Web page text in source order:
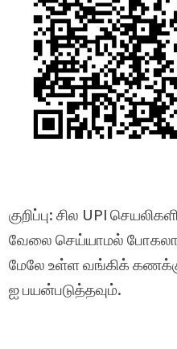
குறிப்பு: சில UPI
வேலை செய்யாமல்
மேலே உள்ள வங்கிக்
ஐ பயன்படுத்தவும்.